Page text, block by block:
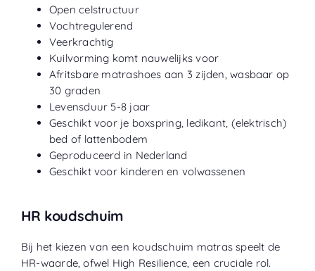
Open celstructuur
Vochtregulerend
Veerkrachtig
Kuilvorming komt nauwelijks voor
Afritsbare matrashoes aan 3 zijden, wasbaar op
30 graden
Levensduur 5-8 jaar
Geschikt voor je boxspring, ledikant, (elektrisch)
bed of lattenbodem
Geproduceerd in Nederland
Geschikt voor kinderen en volwassenen
HR koudschuim
Bij het kiezen van een koudschuim matras speelt de
HR-waarde, ofwel High Resilience, een cruciale rol.